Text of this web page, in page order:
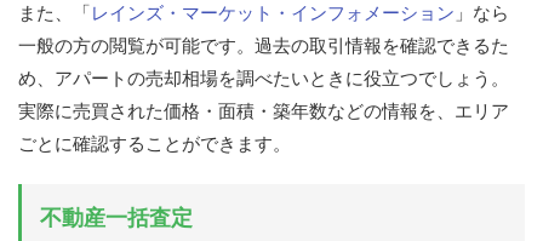
また、「レインズ・マーケット・インフォメーション 」なら
一般の方の閲覧が可能です。過去の取引情報を確認できるた
め、アパートの売却相場を調べたいときに役立つでしょう。
実際に売買された価格・面積・築年数などの情報を、エリア
ごとに確認することができます。
不動産一括査定